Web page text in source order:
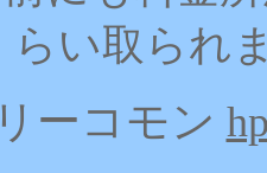
らい取られ
ーコモン